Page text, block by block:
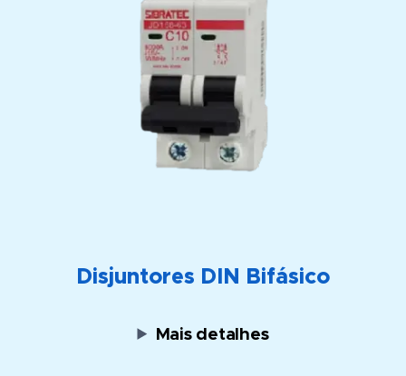
Disjuntores DIN Bifásico
Mais detalhes